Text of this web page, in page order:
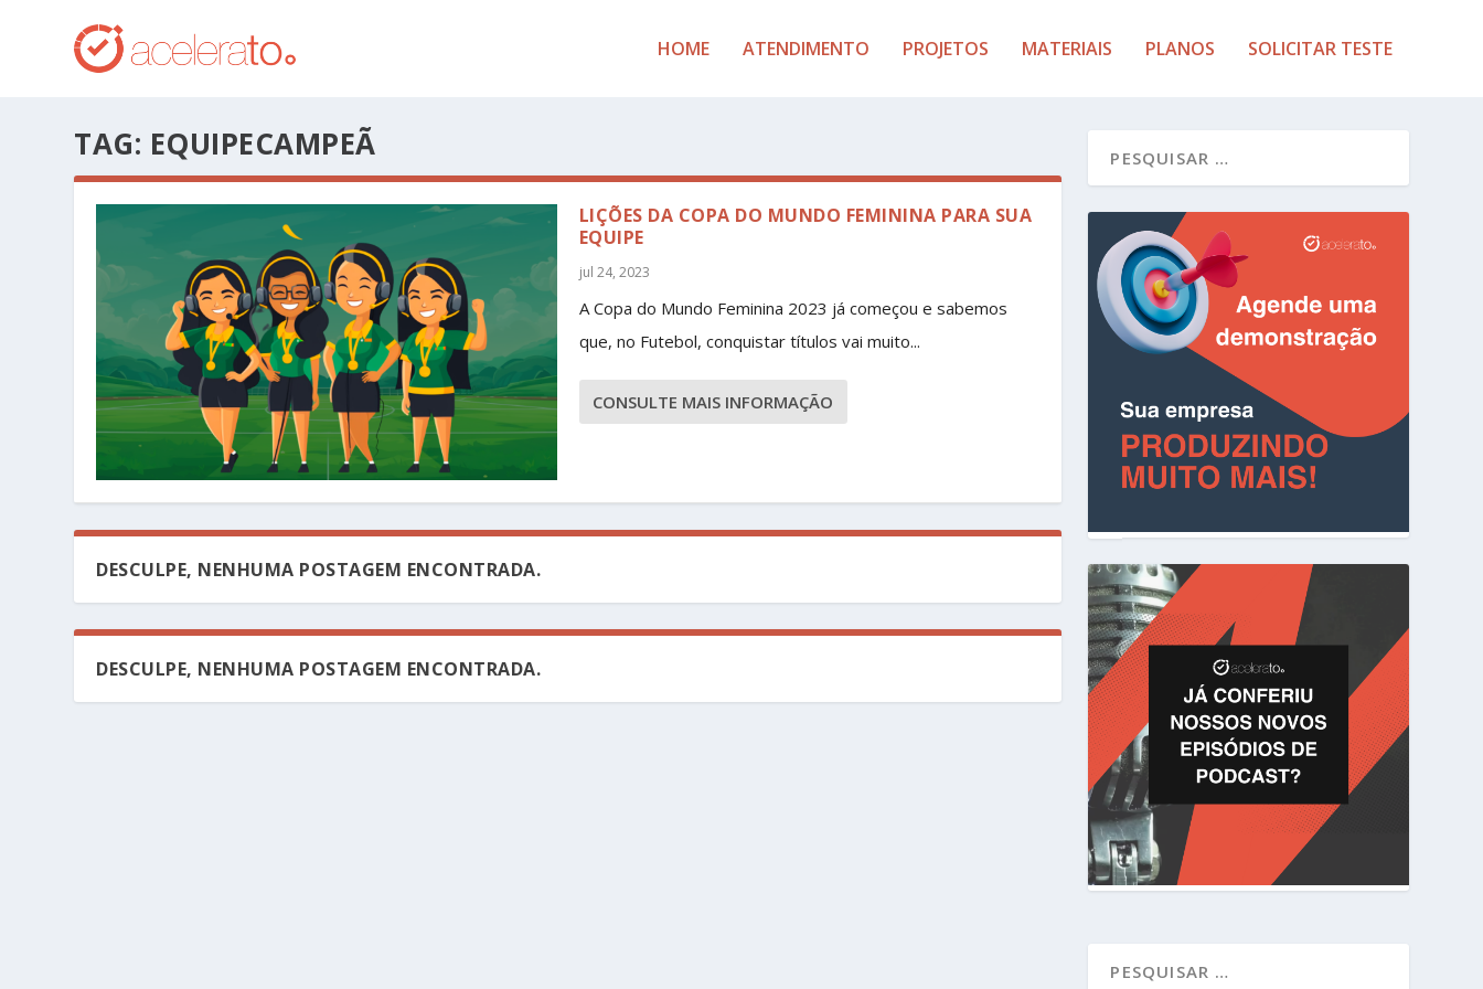
HOME ATENDIMENTO PROJETOS MATERIAIS PLANOS SOLICITAR TESTE
TAG: EQUIPECAMPEÃ
LIÇÕES DA COPA DO MUNDO FEMININA PARA SUA
EQUIPE
jul 24, 2023
A Copa do Mundo Feminina 2023 já começou e sabemos
que, no Futebol, conquistar títulos vai muito...
CONSULTE MAIS INFORMAÇÃO
DESCULPE, NENHUMA POSTAGEM ENCONTRADA.
DESCULPE, NENHUMA POSTAGEM ENCONTRADA.